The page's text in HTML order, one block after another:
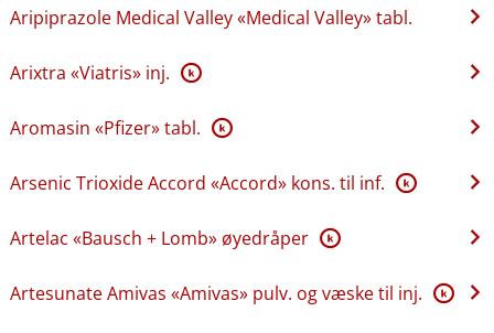
Aripiprazole Medical Valley «Medical Valley» tabl.
Arixtra «Viatris» inj. K
Aromasin «Pfizer» tabl. K
Arsenic Trioxide Accord «Accord» kons. til inf. K
Artelac «Bausch + Lomb» øyedråper K
Artesunate Amivas «Amivas» pulv. og væske til inj. K